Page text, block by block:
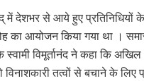
में देशभर से आये हुए प्रतिनिधियों
का आयोजन किया गया था ।
विमूर्तानंद ने कहा कि अखिल
विनाशकारी तत्वों से बचाने के